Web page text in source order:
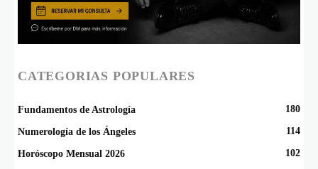
CATEGORIAS POPULARES
Fundamentos de Astrología 180
Numerología de los Ángeles 114
Horóscopo Mensual 2026 102